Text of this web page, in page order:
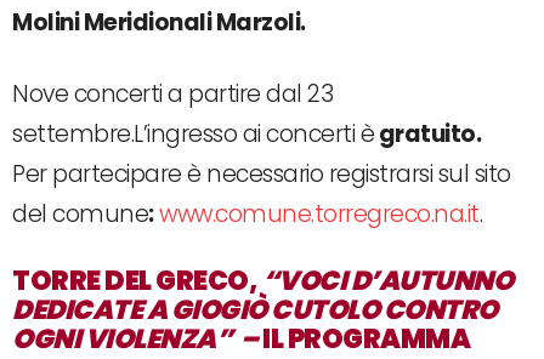
Molini Meridionali Marzoli.
Nove concerti a partire dal 23
settembre.L’ingresso ai concerti ègratuito.
Per partecipare è necessario registrarsi sul sito
del comune:www.comune.torregreco.na.it.
TORRE DEL GRECO, “VOCI D’AUTUNNO
DEDICATE A GIOGIÒ CUTOLO CONTRO
OGNI VIOLENZA” –IL PROGRAMMA